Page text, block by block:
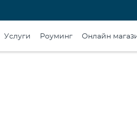
Услуги Роуминг Онлайн